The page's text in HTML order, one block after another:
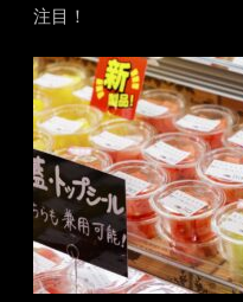
注目！